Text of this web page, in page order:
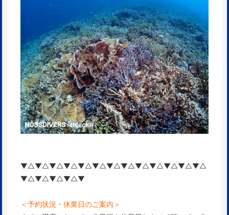
▼△▼△▼△▼△▼△▼△▼△▼△▼△▼△▼△▼△▼△
▼△▼△▼△▼△▼
＜予約状況・休業日のご案内＞